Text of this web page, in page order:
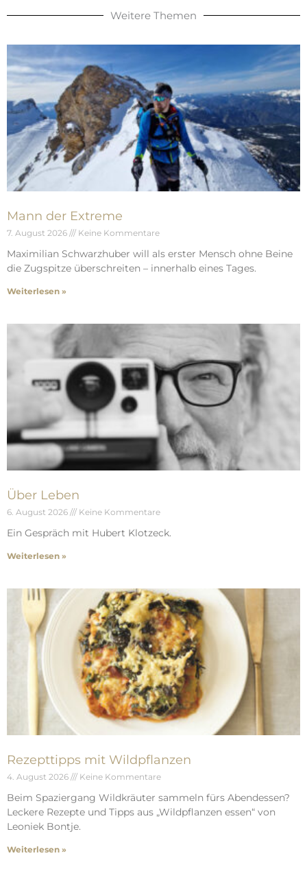
Weitere Themen
Mann der Extreme
7. August 2026 Keine Kommentare
Maximilian Schwarzhuber will als erster Mensch ohne Beine
die Zugspitze überschreiten – innerhalb eines Tages.
Weiterlesen »
Über Leben
6. August 2026 Keine Kommentare
Ein Gespräch mit Hubert Klotzeck.
Weiterlesen »
Rezepttipps mit Wildpflanzen
4. August 2026 Keine Kommentare
Beim Spaziergang Wildkräuter sammeln fürs Abendessen?
Leckere Rezepte und Tipps aus „Wildpflanzen essen“ von
Leoniek Bontje.
Weiterlesen »